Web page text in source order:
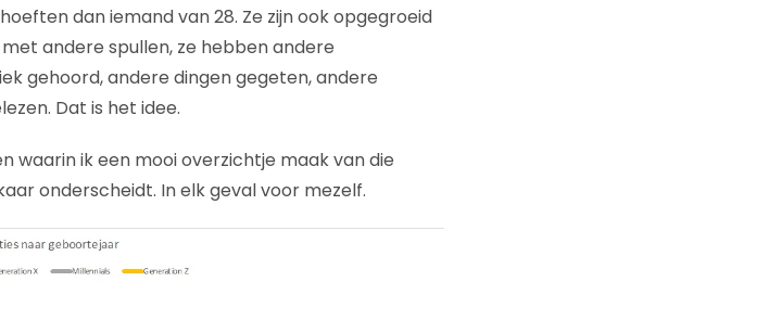
dan iemand van 28. Ze zijn ook opgegroeid
andere spullen, ze hebben andere
gehoord, andere dingen gegeten, andere
Dat is het idee.
waarin ik een mooi overzichtje maak van die
onderscheidt. In elk geval voor mezelf.